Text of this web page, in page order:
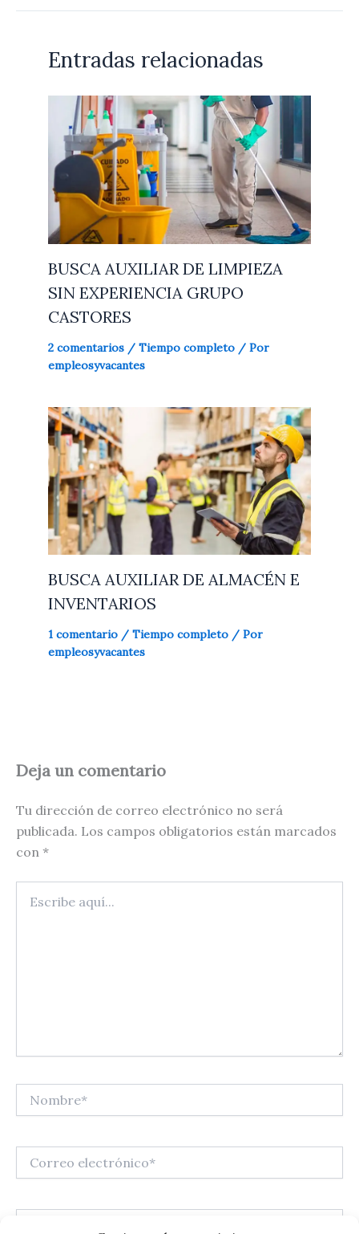
Entradas relacionadas
BUSCA AUXILIAR DE LIMPIEZA
SIN EXPERIENCIA GRUPO
CASTORES
2 comentarios / Tiempo completo / Por
empleosyvacantes
BUSCA AUXILIAR DE ALMACÉN E
INVENTARIOS
1 comentario / Tiempo completo / Por
empleosyvacantes
Deja un comentario
Tu dirección de correo electrónico no será
publicada. Los campos obligatorios están marcados
con *
aquí...
electrónico*
Web